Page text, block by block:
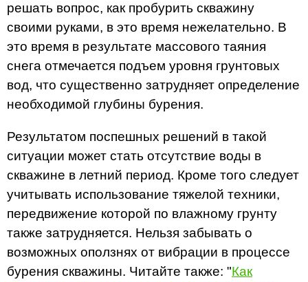
решать вопрос, как пробурить скважину
своими руками, в это время нежелательно. В
это время в результате массового таяния
снега отмечается подъем уровня грунтовых
вод, что существенно затрудняет определение
необходимой глубины бурения.
Результатом поспешных решений в такой
ситуации может стать отсутствие воды в
скважине в летний период. Кроме того следует
учитывать использование тяжелой техники,
передвижение которой по влажному грунту
также затрудняется. Нельзя забывать о
возможных оползнях от вибрации в процессе
бурения скважины. Читайте также: "Как